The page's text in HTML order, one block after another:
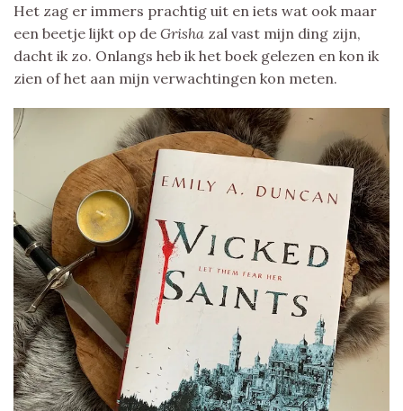
Het zag er immers prachtig uit en iets wat ook maar
een beetje lijkt op de Grisha zal vast mijn ding zijn,
dacht ik zo. Onlangs heb ik het boek gelezen en kon ik
zien of het aan mijn verwachtingen kon meten.